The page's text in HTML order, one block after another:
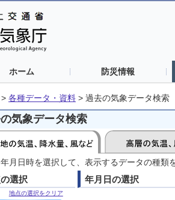
ホーム 防災情報
> 各種データ・資料 > 過去の気象データ検索
気象データ検索
月日時を選択して、表示するデータの種類
選択
地点の選択をクリア
年月日の選択